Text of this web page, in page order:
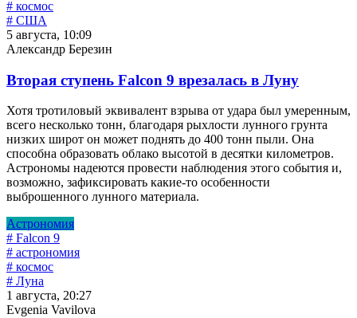
# космос
# США
5 августа, 10:09
Александр Березин
Вторая ступень Falcon 9 врезалась в Луну
Хотя тротиловый эквивалент взрыва от удара был умеренным,
всего несколько тонн, благодаря рыхлости лунного грунта
низких широт он может поднять до 400 тонн пыли. Она
способна образовать облако высотой в десятки километров.
Астрономы надеются провести наблюдения этого события и,
возможно, зафиксировать какие-то особенности
выброшенного лунного материала.
Астрономия
# Falcon 9
# астрономия
# космос
# Луна
1 августа, 20:27
Evgenia Vavilova